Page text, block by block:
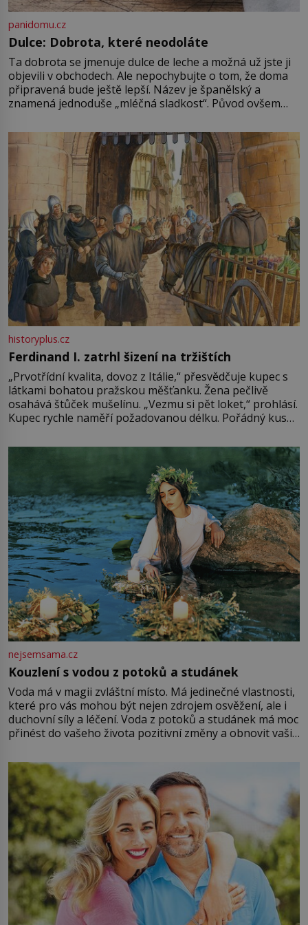
panidomu.cz
Dulce: Dobrota, které neodoláte
Ta dobrota se jmenuje dulce de leche a možná už jste ji
objevili v obchodech. Ale nepochybujte o tom, že doma
připravená bude ještě lepší. Název je španělský a
znamená jednoduše „mléčná sladkost“. Původ ovšem
pře hned několik latinskoamerických zemí a k tomu
Francie, kde se traduje,
historyplus.cz
Ferdinand I. zatrhl šizení na tržištích
„Prvotřídní kvalita, dovoz z Itálie,“ přesvědčuje kupec s
látkami bohatou pražskou měšťanku. Žena pečlivě
osahává štůček mušelínu. „Vezmu si pět loket,“ prohlásí.
Kupec rychle naměří požadovanou délku. Pořádný kus
milostpaní. Stačí jenom na sukni,“ zhodnotí švadlena
množství růžového mušelínu. „Ošidili vás, podívejte.“
nejsemsama.cz
Kouzlení s vodou z potoků a studánek
Voda má v magii zvláštní místo. Má jedinečné vlastnosti,
které pro vás mohou být nejen zdrojem osvěžení, ale i
duchovní síly a léčení. Voda z potoků a studánek má moc
přinést do vašeho života pozitivní změny a obnovit vaši
můžete obohatit své rituály a přinést do svého života
větší harmonii a klid. Je důležité